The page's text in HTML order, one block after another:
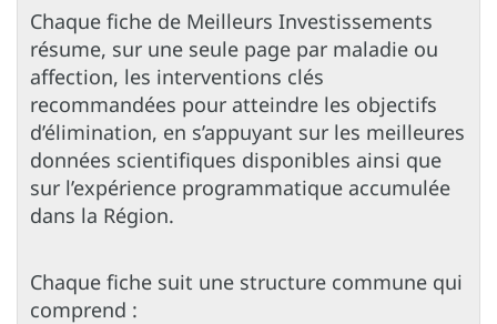
Chaque fiche de Meilleurs Investissements
résume, sur une seule page par maladie ou
affection, les interventions clés
recommandées pour atteindre les objectifs
d’élimination, en s’appuyant sur les meilleures
données scientifiques disponibles ainsi que
sur l’expérience programmatique accumulée
dans la Région.
Chaque fiche suit une structure commune qui
comprend :